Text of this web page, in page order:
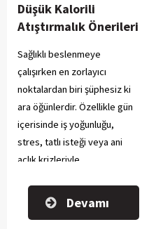
Düşük Kalorili
Atıştırmalık Önerileri
Sağlıklı beslenmeye
çalışırken en zorlayıcı
noktalardan biri şüphesiz ki
ara öğünlerdir. Özellikle gün
içerisinde iş yoğunluğu,
stres, tatlı isteği veya ani
açlık krizleriyle
hemen yüksek kalorili paketli
gıdalara gidebilir.
Devamı